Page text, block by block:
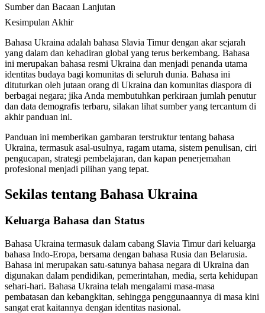
Sumber dan Bacaan Lanjutan
Kesimpulan Akhir
Bahasa Ukraina adalah bahasa Slavia Timur dengan akar sejarah
yang dalam dan kehadiran global yang terus berkembang. Bahasa
ini merupakan bahasa resmi Ukraina dan menjadi penanda utama
identitas budaya bagi komunitas di seluruh dunia. Bahasa ini
dituturkan oleh jutaan orang di Ukraina dan komunitas diaspora di
berbagai negara; jika Anda membutuhkan perkiraan jumlah penutur
dan data demografis terbaru, silakan lihat sumber yang tercantum di
akhir panduan ini.
Panduan ini memberikan gambaran terstruktur tentang bahasa
Ukraina, termasuk asal-usulnya, ragam utama, sistem penulisan, ciri
pengucapan, strategi pembelajaran, dan kapan penerjemahan
profesional menjadi pilihan yang tepat.
Sekilas tentang Bahasa Ukraina
Keluarga Bahasa dan Status
Bahasa Ukraina termasuk dalam cabang Slavia Timur dari keluarga
bahasa Indo-Eropa, bersama dengan bahasa Rusia dan Belarusia.
Bahasa ini merupakan satu-satunya bahasa negara di Ukraina dan
digunakan dalam pendidikan, pemerintahan, media, serta kehidupan
sehari-hari. Bahasa Ukraina telah mengalami masa-masa
pembatasan dan kebangkitan, sehingga penggunaannya di masa kini
sangat erat kaitannya dengan identitas nasional.